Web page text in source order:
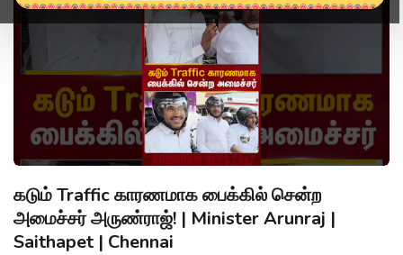
கடும் Traffic காரணமாக பைக்கில் சென்ற
அமைச்சர் அருண்ராஜ்! | Minister Arunraj |
Saithapet | Chennai